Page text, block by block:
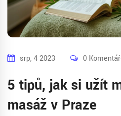
srp, 4 2023 0
5 tipů, jak si užít
masáž v Praze